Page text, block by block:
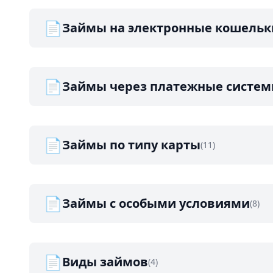
📄Займы на электронные
📄Займы через платежные
📄Займы по типу карты(11)
📄Займы с особыми условиями(8)
📄Виды займов(4)